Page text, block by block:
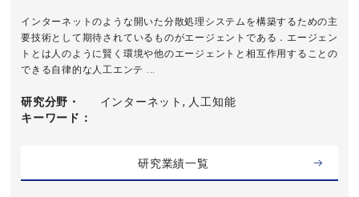
インターネットのような開いた分散処理システムを構築するための主
要技術として期待されているものがエージェントである．エージェン
トとは人のように賢く環境や他のエージェントと相互作用することの
できる自律的な人工エンテ ...
研究分野・
キーワード
インターネット, 人工知能
研究業績一覧